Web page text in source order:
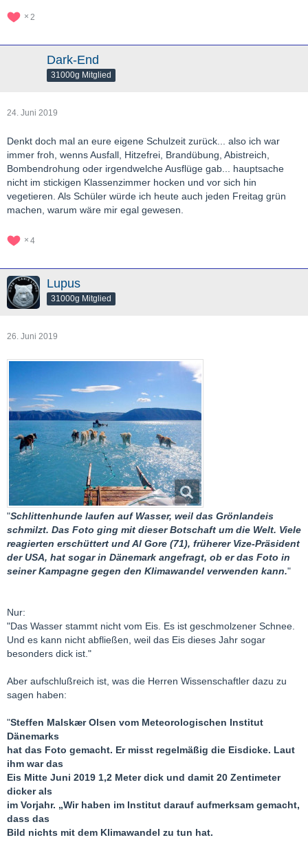
2
Dark-End
31000g Mitglied
24. Juni 2019
Denkt doch mal an eure eigene Schulzeit zurück... also ich war
immer froh, wenns Ausfall, Hitzefrei, Brandübung, Abistreich,
Bombendrohung oder irgendwelche Ausflüge gab... hauptsache
nicht im stickigen Klassenzimmer hocken und vor sich hin
vegetieren. Als Schüler würde ich heute auch jeden Freitag grün
machen, warum wäre mir egal gewesen.
4
Lupus
31000g Mitglied
26. Juni 2019
"Schlittenhunde laufen auf Wasser, weil das Grönlandeis
schmilzt. Das Foto ging mit dieser Botschaft um die Welt. Viele
reagierten erschüttert und Al Gore (71), früherer Vize-Präsident
der USA, hat sogar in Dänemark angefragt, ob er das Foto in
seiner Kampagne gegen den Klimawandel verwenden kann."
Nur:
"Das Wasser stammt nicht vom Eis. Es ist geschmolzener Schnee.
Und es kann nicht abfließen, weil das Eis dieses Jahr sogar
besonders dick ist."
Aber aufschlußreich ist, was die Herren Wissenschaftler dazu zu
sagen haben:
"Steffen Malskær Olsen vom Meteorologischen Institut
Dänemarks
hat das Foto gemacht. Er misst regelmäßig die Eisdicke. Laut
ihm war das
Eis Mitte Juni 2019 1,2 Meter dick und damit 20 Zentimeter
dicker als
im Vorjahr. „Wir haben im Institut darauf aufmerksam gemacht,
dass das
Bild nichts mit dem Klimawandel zu tun hat.